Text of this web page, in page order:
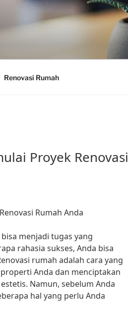
Renovasi Rumah
Proyek Renovasi
Rumah Anda
menjadi tugas yang
rahasia sukses, Anda bisa
rumah adalah cara yang
Anda dan menciptakan
Namun, sebelum Anda
hal yang perlu Anda